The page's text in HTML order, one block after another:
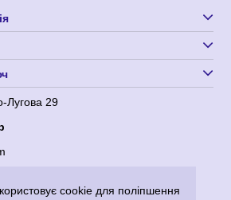
Лугова 29
cookie для поліпшення